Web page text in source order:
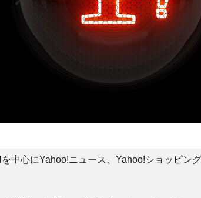
中心にYahoo!ニュース、Yahoo!ショッピン